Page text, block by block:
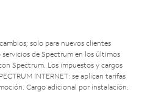
solo para nuevos clientes
de Spectrum en los últimos
Spectrum. Los impuestos y cargos
INTERNET: se aplican tarifas
Cargo adicional por instalación.